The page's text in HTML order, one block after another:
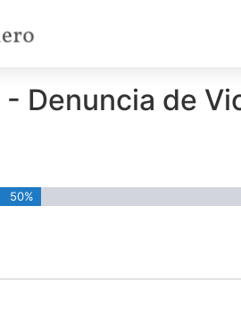
Denuncia de
50%